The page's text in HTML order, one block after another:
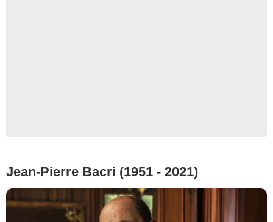
Jean-Pierre Bacri (1951 - 2021)